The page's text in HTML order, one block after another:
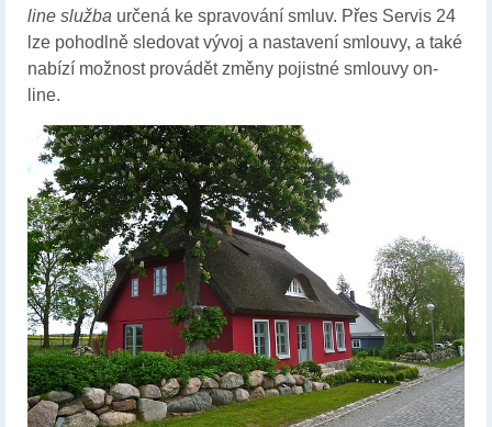
line služba určená ke spravování smluv. Přes Servis 24
lze pohodlně sledovat vývoj a nastavení smlouvy, a také
nabízí možnost provádět změny pojistné smlouvy on-
line.